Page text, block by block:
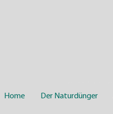
Home Der Naturdünger